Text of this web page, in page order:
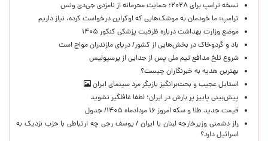
نسخه ترامپ برای ۲۰۲۸؛ حمایت محرمانه از نامزدی جی‌دی ونس
ترامپ: ما خودمان به موشک‌هایی که اوکراین درخواست کرده، نیاز داریم
موضع وزارت بهداشت درباره ظرفیت پزشکی کنکور ۱۴۰۵
باد و گردوخاک در بخش‌هایی از کشور/ دریای مازندران مواج است
شروع تلخ مدافع تیم ملی پس از جدایی از پرسپولیس
بهترین هدیه به خبرنگاران چیست؟
استایل عجیب و بحث‌برانگیز بازیگر مرد سینمای ایران
پیش‌بینی پاییز پر بارش در ایران؛ لطفا غافلگیر نشوید
قیمت جدید طلا و سکه امروز ۱۶ مردادماه ۱۴۰۵/ جدول
راز دشمنی وزیرخارجه لبنان با ایران / یوسف رجی چه ارتباطی با حزب نزدیک به
اسرائیل دارد؟